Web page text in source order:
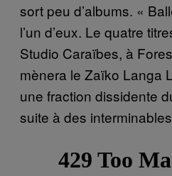
sort peu d’albums. «
l’un d’eux. Le quatre
Studio Caraïbes, à
mènera le Zaïko Langa
une fraction dissidente
suite à des